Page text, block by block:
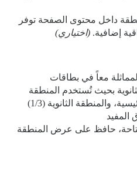
داخل محتوى الصفحة توفر
إضافية. (اختياري)
معاً في بطاقات
بحيث تُستخدم المنطقة
الأساسية (2/3) للإعدادات الرئيسية، والمنطقة الثانوية (1/3)
المفيد
متاحة، حافظ على عرض المنطقة